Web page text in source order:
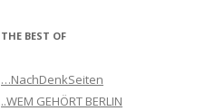
THE BEST OF
…NachDenkSeiten
..WEM GEHÖRT BERLIN